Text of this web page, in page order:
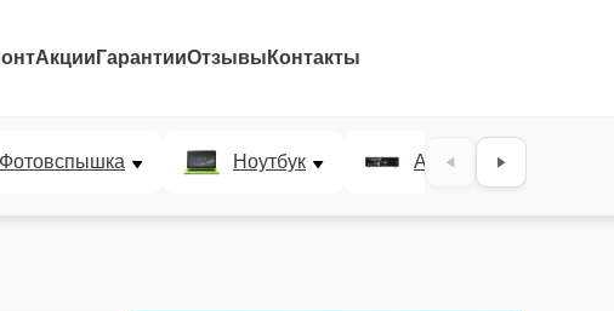
Акции ГарантииОтзывы Контакты
Фотовспышка Ноутбук AV-ресивер